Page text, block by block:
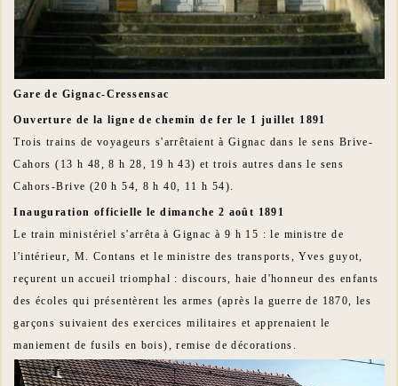
Gare de Gignac-Cressensac
Ouverture de la ligne de chemin de fer le 1 juillet 1891
Trois trains de voyageurs s'arrêtaient à Gignac dans le sens Brive-
Cahors (13 h 48, 8 h 28, 19 h 43) et trois autres dans le sens
Cahors-Brive (20 h 54, 8 h 40, 11 h 54).
Inauguration officielle le dimanche 2 août 1891
Le train ministériel s'arrêta à Gignac à 9 h 15 : le ministre de
l'intérieur, M. Contans et le ministre des transports, Yves guyot,
reçurent un accueil triomphal : discours, haie d'honneur des enfants
des écoles qui présentèrent les armes (après la guerre de 1870, les
garçons suivaient des exercices militaires et apprenaient le
maniement de fusils en bois), remise de décorations.